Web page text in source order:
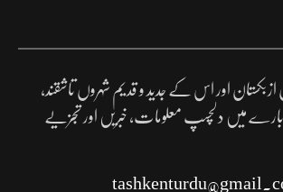
اور اس کے جدید و قدیم شہروں تاشقند،
بارے میں دلچسپ معلومات، خبریں اور تجزیے